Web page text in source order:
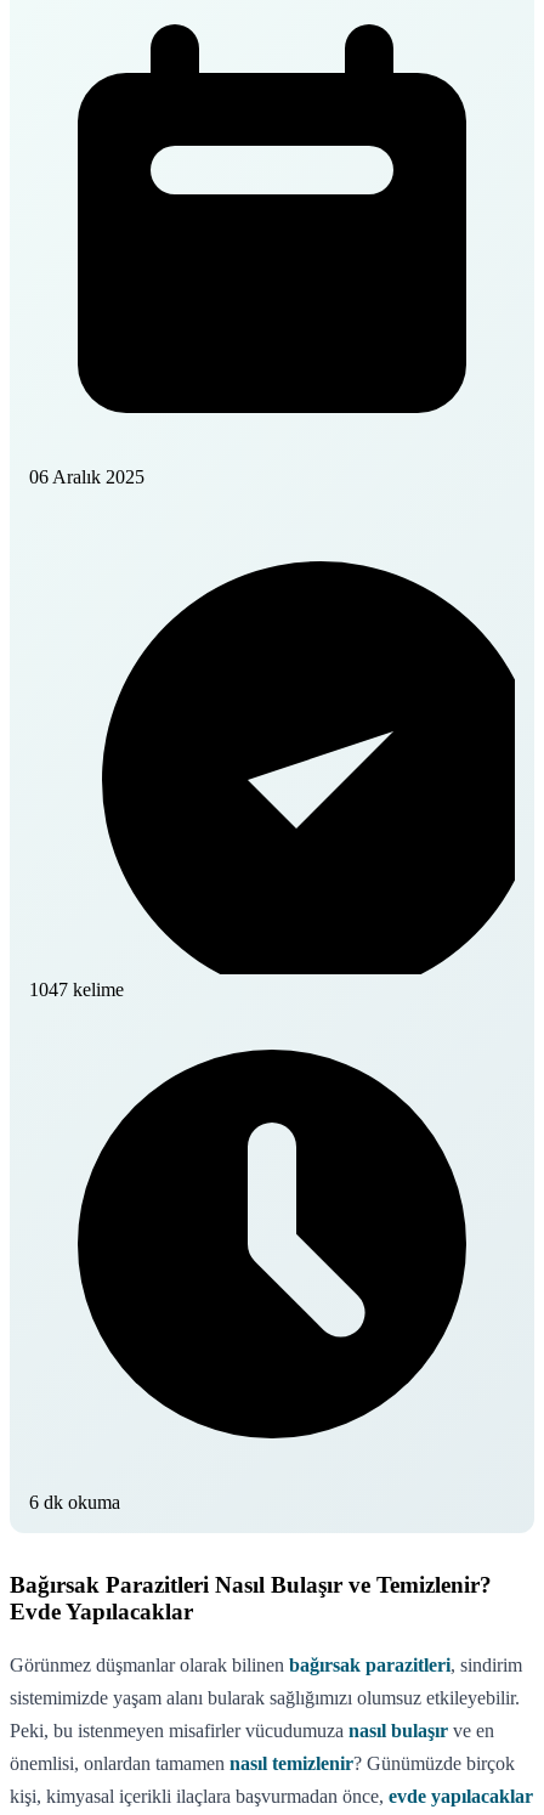
06 Aralık 2025
1047 kelime
6 dk okuma
Bağırsak Parazitleri Nasıl Bulaşır ve Temizlenir?
Evde Yapılacaklar
Görünmez düşmanlar olarak bilinen bağırsak parazitleri, sindirim
sistemimizde yaşam alanı bularak sağlığımızı olumsuz etkileyebilir.
Peki, bu istenmeyen misafirler vücudumuza nasıl bulaşır ve en
önemlisi, onlardan tamamen nasıl temizlenir? Günümüzde birçok
kişi, kimyasal içerikli ilaçlara başvurmadan önce, evde yapılacaklar